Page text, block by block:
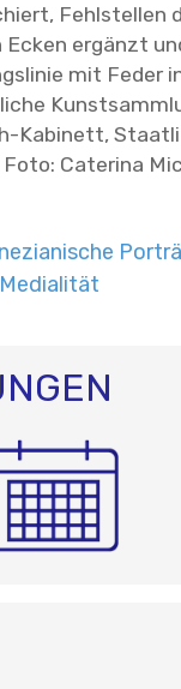
Fehlstellen
ergänzt
mit Feder
Kabinett,
Caterina